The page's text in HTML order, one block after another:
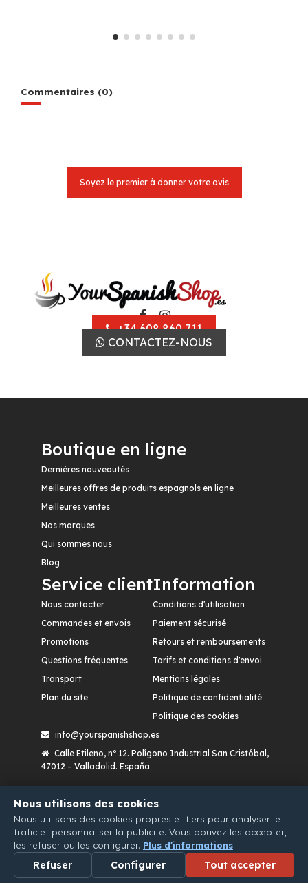
Commentaires (0)
Soyez le premier à donner votre avis
+34 608 860 711
CONTACTEZ-NOUS
Boutique en ligne
Dernières nouveautés
Meilleures offres de produits espagnols en ligne
Meilleures ventes
Nos marques
Qui sommes nous
Blog
Service client
Nous contacter
Commandes et envois
Promotions
Questions fréquentes
Transport
Plan du site
Information
Conditions d'utilisation
Paiement sécurisé
Retours et remboursements
Tarifs et conditions d'envoi
Mentions légales
Politique de confidentialité
Politique des cookies
info@yourspanishshop.es
Calle Etileno, nº 12. Polígono Industrial San Cristóbal,
47012 – Valladolid. España
WHATSAPP EMAIL
Nous utilisons des cookies
Nous utilisons des cookies propres et tiers pour analyser le
trafic et personnaliser la publicite. Vous pouvez les accepter,
les refuser ou les configurer. Plus d'informations
Refuser Configurer Tout accepter